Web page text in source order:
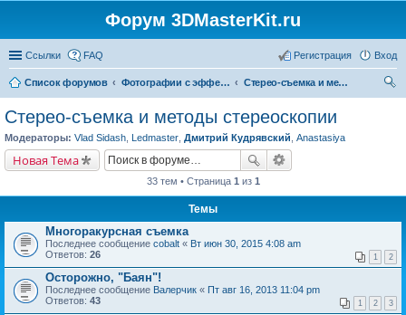
Форум 3DMasterKit.ru
Ссылки FAQ Вход
Регистрация
Список форумов Фотографии с эффектом стерео, варио, 3D, анимации, морфинга
Стерео-съемка и методы стереоскопии
Стерео-съемка и методы стереоскопии
Модераторы: Vlad Sidash Ledmaster Дмитрий Кудрявский Anastasiya
Новая Тема
33 тем • Страница 1 из 1
Темы
Многоракурсная съемка
Последнее сообщение cobalt « Вт июн 30, 2015 4:08 am
Ответов: 26 1 2
Осторожно, "Баян"!
Последнее сообщение Валерчик « Пт авг 16, 2013 11:04 pm
Ответов: 43 1 2 3